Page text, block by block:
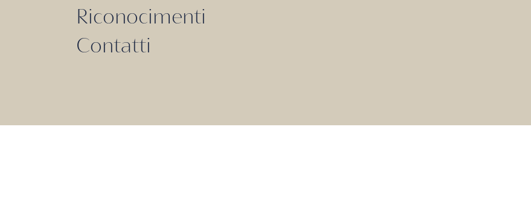
Riconocimenti
Contatti